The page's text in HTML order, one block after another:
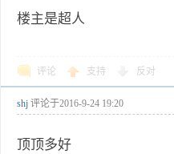
楼主是超人
评论 支持 反对
shj 评论于2016-9-24 19:20
顶顶多好